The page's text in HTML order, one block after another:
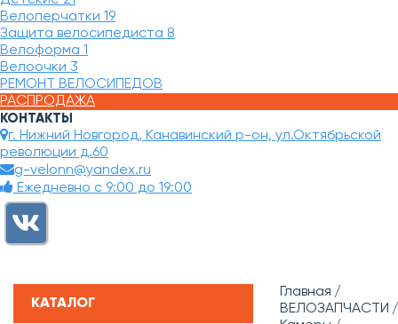
Велоперчатки 19
Защита велосипедиста 8
Велоформа 1
Велоочки 3
РЕМОНТ ВЕЛОСИПЕДОВ
РАСПРОДАЖА
КОНТАКТЫ
г. Нижний Новгород, Канавинский р-он, ул.Октябрьской
революции д.60
g-velonn@yandex.ru
Ежедневно с 9:00 до 19:00
КАТАЛОГ
Главная
ВЕЛОЗАПЧАСТИ